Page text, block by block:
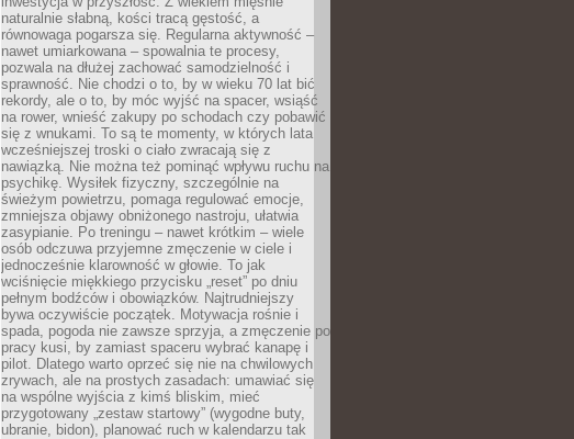
naturalnie słabną, kości tracą gęstość, a
równowaga pogarsza się. Regularna aktywność –
nawet umiarkowana – spowalnia te procesy,
pozwala na dłużej zachować samodzielność i
sprawność. Nie chodzi o to, by w wieku 70 lat bić
rekordy, ale o to, by móc wyjść na spacer, wsiąść
na rower, wnieść zakupy po schodach czy pobawić
się z wnukami. To są te momenty, w których lata
wcześniejszej troski o ciało zwracają się z
nawiązką. Nie można też pominąć wpływu ruchu na
psychikę. Wysiłek fizyczny, szczególnie na
świeżym powietrzu, pomaga regulować emocje,
zmniejsza objawy obniżonego nastroju, ułatwia
zasypianie. Po treningu – nawet krótkim – wiele
osób odczuwa przyjemne zmęczenie w ciele i
jednocześnie klarowność w głowie. To jak
wciśnięcie miękkiego przycisku „reset” po dniu
pełnym bodźców i obowiązków. Najtrudniejszy
bywa oczywiście początek. Motywacja rośnie i
spada, pogoda nie zawsze sprzyja, a zmęczenie po
pracy kusi, by zamiast spaceru wybrać kanapę i
pilot. Dlatego warto oprzeć się nie na chwilowych
zrywach, ale na prostych zasadach: umawiać się
na wspólne wyjścia z kimś bliskim, mieć
przygotowany „zestaw startowy” (wygodne buty,
ubranie, bidon), planować ruch w kalendarzu tak